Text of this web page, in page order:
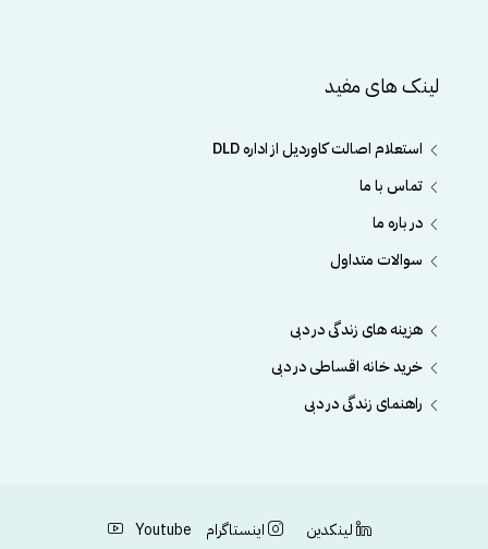
لینک های مفید
استعلام اصالت کاوردیل از اداره DLD
تماس با ما
در باره ما
سوالات متداول
هزینه های زندگی در دبی
خرید خانه اقساطی در دبی
راهنمای زندگی در دبی
لینکدین اینستاگرام Youtube